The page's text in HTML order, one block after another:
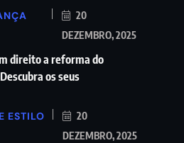
20
DEZEMBRO, 2025
direito a reforma do
os seus
ESTILO
20
DEZEMBRO, 2025